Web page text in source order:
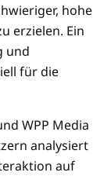
hohe
erzielen. Ein
und
für die
WPP Media
analysiert
auf